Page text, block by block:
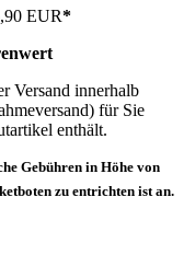
EUR*
Versand innerhalb
für Sie
enthält.
Gebühren in Höhe von
zu entrichten ist an.